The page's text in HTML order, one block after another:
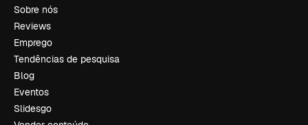
Sobre nós
Reviews
Emprego
Tendências de pesquisa
Blog
Eventos
Slidesgo